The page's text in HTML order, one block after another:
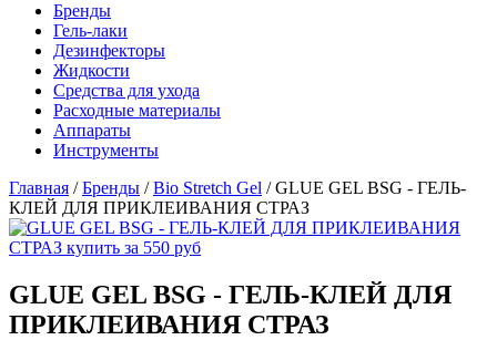
Бренды
Гель-лаки
Дезинфекторы
Жидкости
Средства для ухода
Расходные материалы
Аппараты
Инструменты
Главная /Бренды /Bio Stretch Gel /GLUE GEL BSG - ГЕЛЬ-
КЛЕЙ ДЛЯ ПРИКЛЕИВАНИЯ СТРАЗ
GLUE GEL BSG - ГЕЛЬ-КЛЕЙ ДЛЯ
ПРИКЛЕИВАНИЯ СТРАЗ